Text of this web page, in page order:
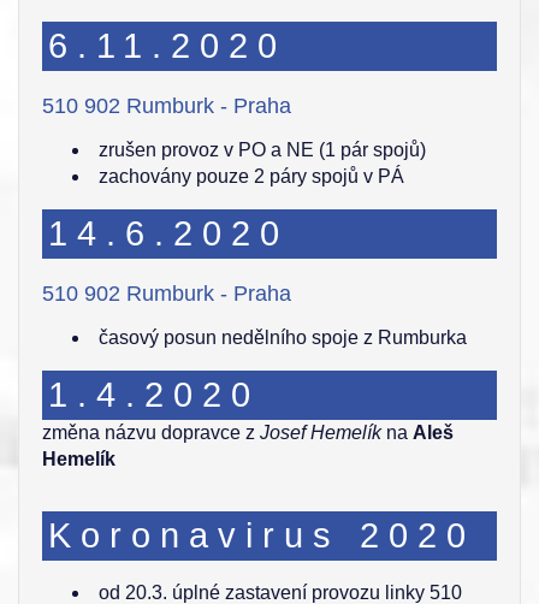
6.11.2020
510 902 Rumburk - Praha
zrušen provoz v PO a NE (1 pár spojů)
zachovány pouze 2 páry spojů v PÁ
14.6.2020
510 902 Rumburk - Praha
časový posun nedělního spoje z Rumburka
1.4.2020
změna názvu dopravce z Josef Hemelíkna Aleš
Hemelík
Koronavirus 2020
od 20.3. úplné zastavení provozu linky 510